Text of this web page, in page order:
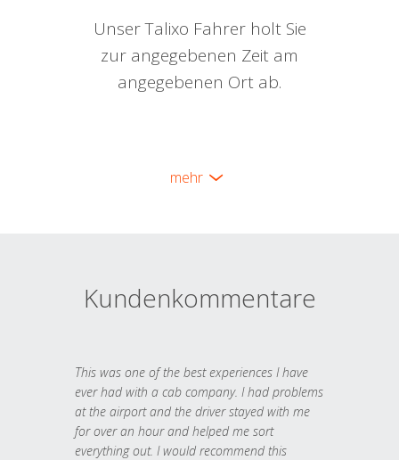
Unser Talixo Fahrer holt Sie
zur angegebenen Zeit am
angegebenen Ort ab.
mehr
Kundenkommentare
This was one of the best experiences I have
ever had with a cab company. I had problems
at the airport and the driver stayed with me
for over an hour and helped me sort
everything out. I would recommend this